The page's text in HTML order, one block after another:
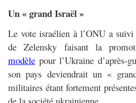
Un « grand Israël »
Le vote israélien à l’ONU a
de Zelensky faisant la
modèle pour l’Ukraine d’après-
son pays deviendrait un «
militaires étant fortement